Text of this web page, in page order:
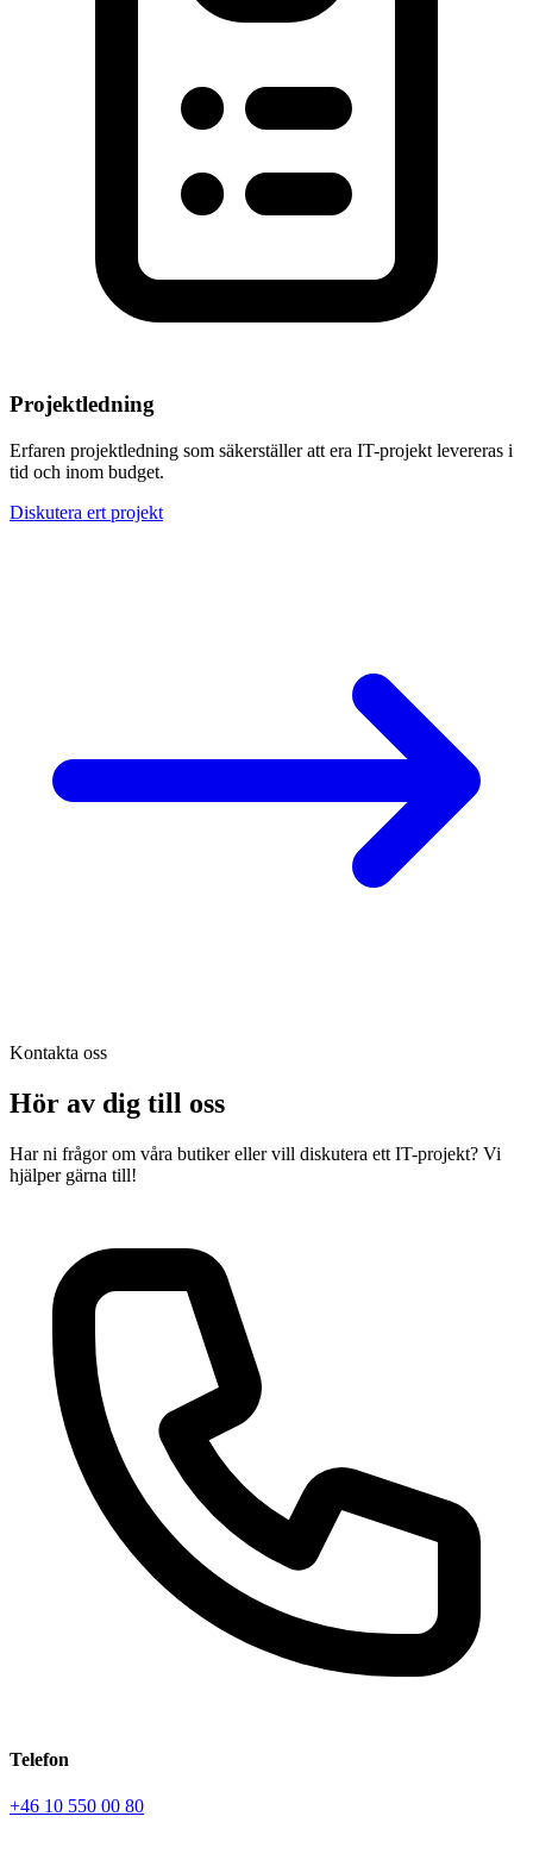
Projektledning
Erfaren projektledning som säkerställer att era IT-projekt levereras i
tid och inom budget.
Diskutera ert projekt
Kontakta oss
Hör av dig till oss
Har ni frågor om våra butiker eller vill diskutera ett IT-projekt? Vi
hjälper gärna till!
Telefon
+46 10 550 00 80